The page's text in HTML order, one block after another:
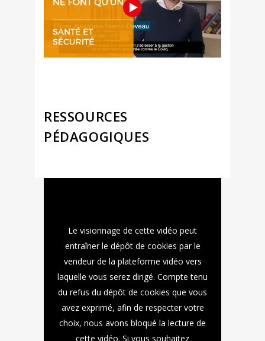
RESSOURCES
PÉDAGOGIQUES
Le visionnage de cette vidéo peut
entraîner le dépôt de cookies par le
vendeur de la plateforme vidéo vers
laquelle vous serez dirigé. Compte tenu
du refus du dépôt de cookies que vous
avez exprimé, afin de respecter votre
choix, nous avons bloqué la lecture de
cette vidéo. Si vous souhaitez